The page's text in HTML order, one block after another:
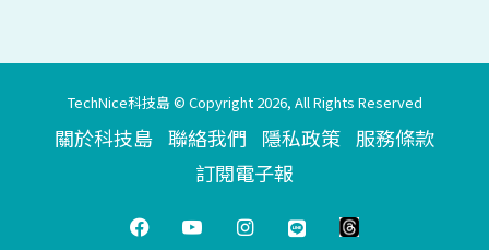
TechNice科技島 © Copyright 2026, All Rights Reserved
關於科技島 聯絡我們 隱私政策 服務條款
訂閱電子報